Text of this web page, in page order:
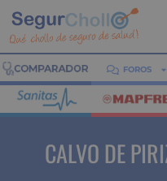
FOROS
CALVO DE